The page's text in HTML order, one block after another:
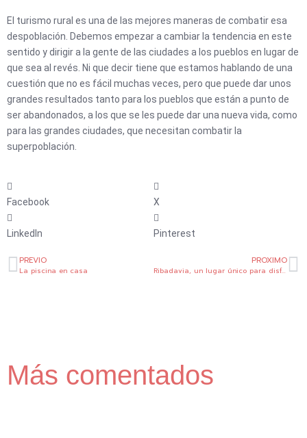
El turismo rural es una de las mejores maneras de combatir esa
despoblación. Debemos empezar a cambiar la tendencia en este
sentido y dirigir a la gente de las ciudades a los pueblos en lugar de
que sea al revés. Ni que decir tiene que estamos hablando de una
cuestión que no es fácil muchas veces, pero que puede dar unos
grandes resultados tanto para los pueblos que están a punto de
ser abandonados, a los que se les puede dar una nueva vida, como
para las grandes ciudades, que necesitan combatir la
superpoblación.
Facebook X
LinkedIn Pinterest
Ant
PREVIO
La piscina en casa
PROXIMO
Ribadavia, un lugar único para disfrutar de la historia y del Ribeiro
Más comentados